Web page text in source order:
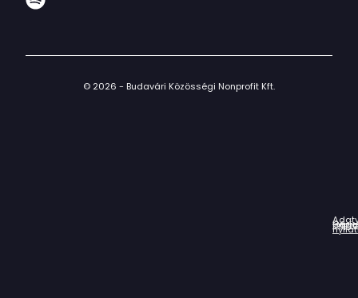
© 2026 - Budavári Közösségi Nonprofit Kft.